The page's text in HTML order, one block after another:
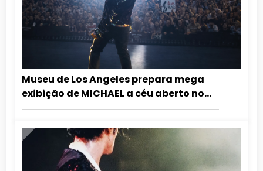
Museu de Los Angeles prepara mega
exibição de MICHAEL a céu aberto no
aniversário do Rei do Pop